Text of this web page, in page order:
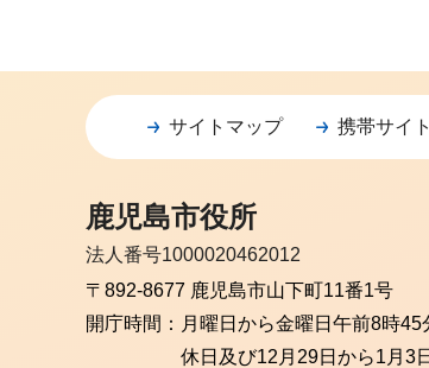
サイトマップ 携帯サイト
鹿児島市役所
法人番号1000020462012
〒892-8677 鹿児島市山下町11番1号
開庁時間： 月曜日から金曜日 午前8時45
休日及び12月29日から1月3